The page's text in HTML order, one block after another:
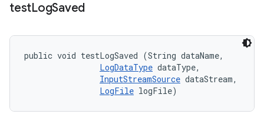
testLogSaved
public void testLogSaved (String dataName,
LogDataType dataType,
InputStreamSource dataStream,
LogFile logFile)